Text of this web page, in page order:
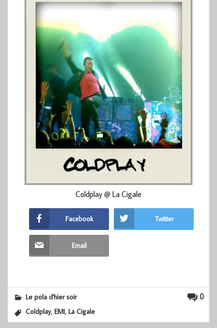
Coldplay @ La Cigale
Facebook Twitter
Email
0
Le pola d'hier soir
Coldplay,EMI,La Cigale